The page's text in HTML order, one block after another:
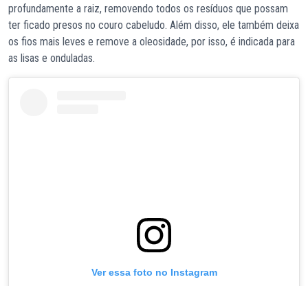
profundamente a raiz, removendo todos os resíduos que possam
ter ficado presos no couro cabeludo. Além disso, ele também deixa
os fios mais leves e remove a oleosidade, por isso, é indicada para
as lisas e onduladas.
Ver essa foto no Instagram